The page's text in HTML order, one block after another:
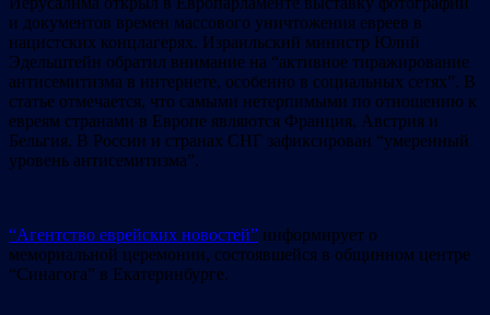
и документов времен массового уничтожения евреев в
нацистских концлагерях. Израильский министр Юлий
Эдельштейн обратил внимание на “активное тиражирование
антисемитизма в интернете, особенно в социальных сетях”. В
статье отмечается, что самыми нетерпимыми по отношению к
евреям странами в Европе являются Франция, Австрия и
Бельгия. В России и странах СНГ зафиксирован “умеренный
уровень антисемитизма”.
“Агентство еврейских новостей” информирует о
мемориальной церемонии, состоявшейся в общинном центре
“Синагога” в Екатеринбурге.